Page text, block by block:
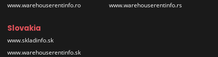
www.warehouserentinfo.ro
www.warehouserentinfo.rs
Slovakia
www.skladinfo.sk
www.warehouserentinfo.sk